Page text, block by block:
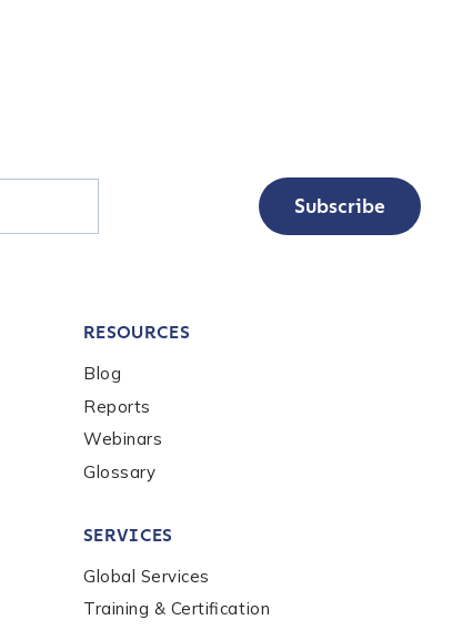
Subscribe
RESOURCES
Blog
Reports
Webinars
Glossary
SERVICES
Global Services
Training & Certification